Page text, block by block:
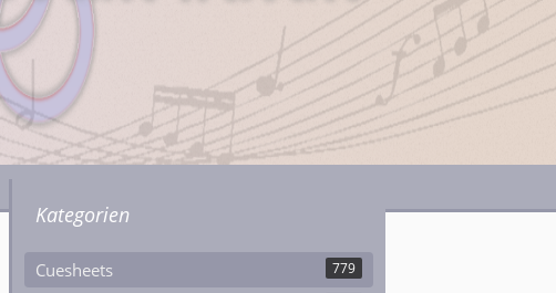
Kategorien
Cuesheets 779